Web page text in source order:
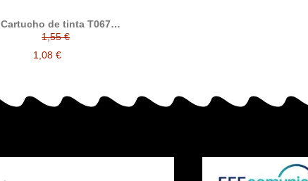
Cartucho de tinta T067
tricolor alternativo con
Epson C13T0674010
1,55 €
1,08 €